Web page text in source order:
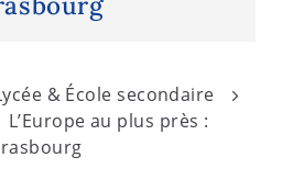
& École secondaire
L’Europe au plus près :